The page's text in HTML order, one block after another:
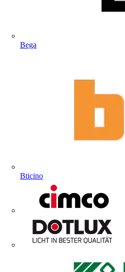
Bega
Bticino